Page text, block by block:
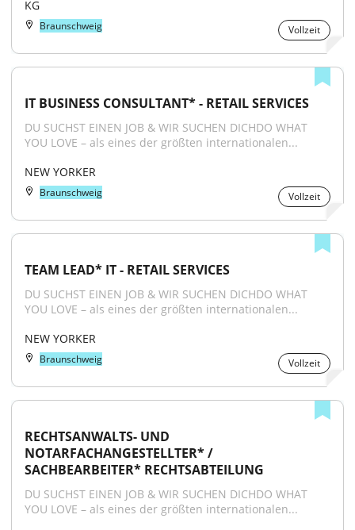
KG
Braunschweig Vollzeit
IT BUSINESS CONSULTANT* - RETAIL SERVICES
DU SUCHST EINEN JOB & WIR SUCHEN DICHDO WHAT
YOU LOVE – als eines der größten internationalen...
NEW YORKER
Braunschweig Vollzeit
TEAM LEAD* IT - RETAIL SERVICES
DU SUCHST EINEN JOB & WIR SUCHEN DICHDO WHAT
YOU LOVE – als eines der größten internationalen...
NEW YORKER
Braunschweig Vollzeit
RECHTSANWALTS- UND
NOTARFACHANGESTELLTER* /
SACHBEARBEITER* RECHTSABTEILUNG
DU SUCHST EINEN JOB & WIR SUCHEN DICHDO WHAT
YOU LOVE – als eines der größten internationalen...